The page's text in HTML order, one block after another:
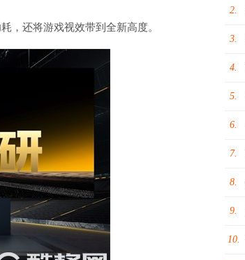
，还将游戏视效带到全新高度。
2.
3.
4.
5.
6.
7.
8.
9.
10.